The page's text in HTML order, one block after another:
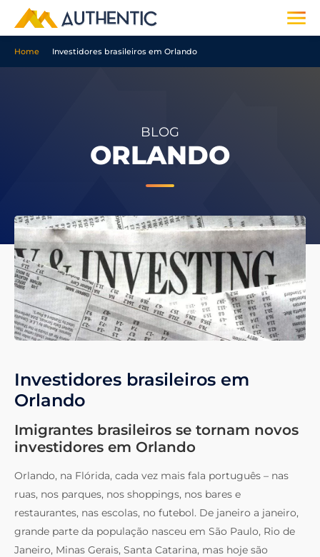
Home Investidores brasileiros em Orlando
BLOG
ORLANDO
Investidores brasileiros em
Orlando
Imigrantes brasileiros se tornam novos
investidores em Orlando
Orlando, na Flórida, cada vez mais fala português – nas
ruas, nos parques, nos shoppings, nos bares e
restaurantes, nas escolas, no futebol. De janeiro a janeiro,
grande parte da população nasceu em São Paulo, Rio de
Janeiro, Minas Gerais, Santa Catarina, mas hoje são